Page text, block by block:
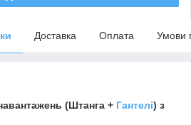
Доставка Оплата Умови
(Штанга + Гантелі) з